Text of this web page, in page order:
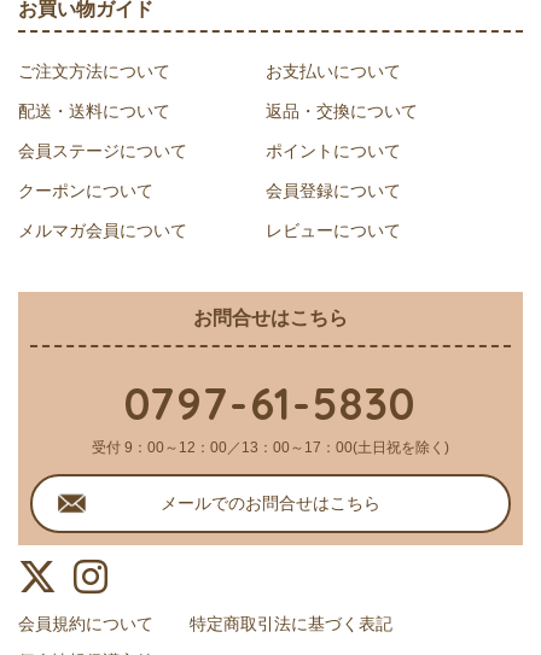
お買い物ガイド
ご注文方法について お支払いについて
配送・送料について 返品・交換について
会員ステージについて ポイントについて
クーポンについて 会員登録について
メルマガ会員について レビューについて
お問合せはこちら
0797-61-5830
受付 9：00～12：00／13：00～17：00(土日祝を除く)
メールでのお問合せはこちら
会員規約について
特定商取引法に基づく表記